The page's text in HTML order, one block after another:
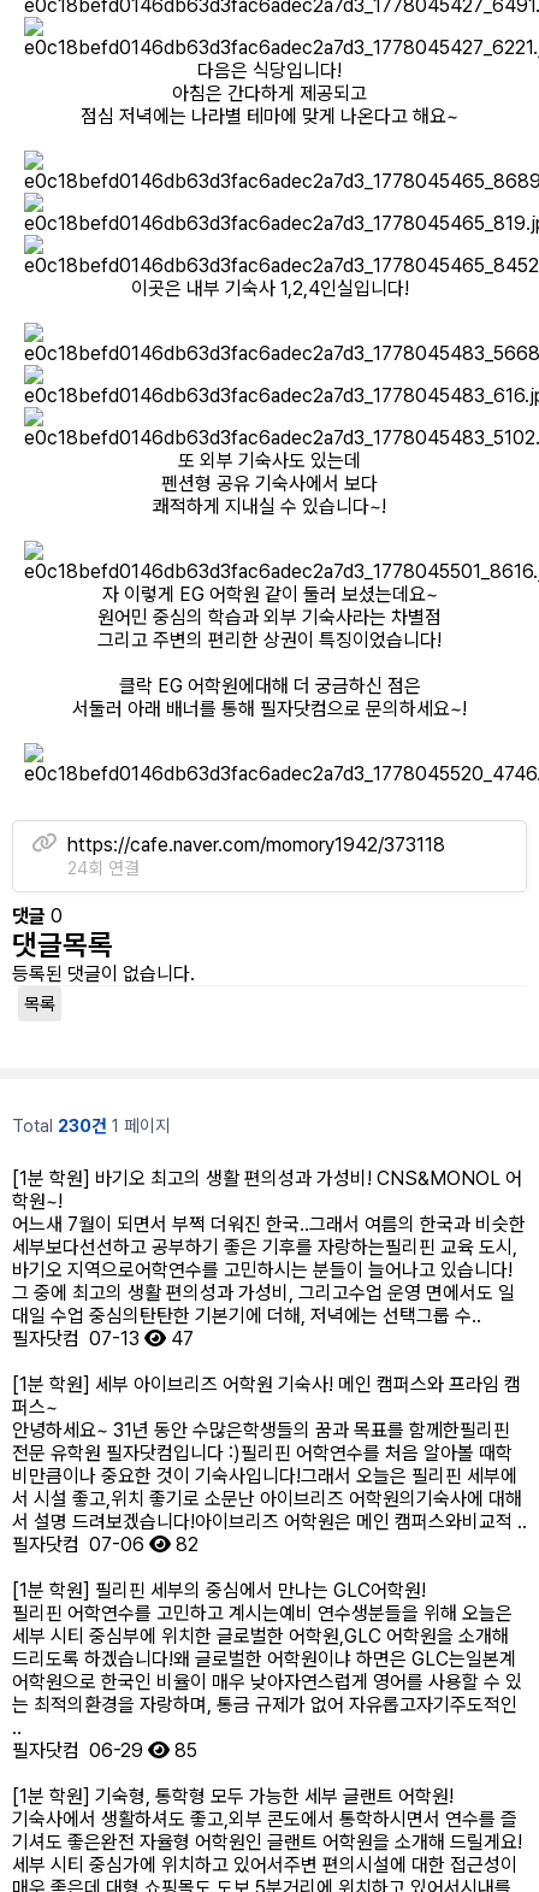
다음은 식당입니다!
아침은 간다하게 제공되고
점심 저녁에는 나라별 테마에 맞게 나온다고 해요~
이곳은 내부 기숙사 1,2,4인실입니다!
또 외부 기숙사도 있는데
펜션형 공유 기숙사에서 보다
쾌적하게 지내실 수 있습니다~!
자 이렇게 EG 어학원 같이 둘러 보셨는데요~
원어민 중심의 학습과 외부 기숙사라는 차별점
그리고 주변의 편리한 상권이 특징이었습니다!
클락 EG 어학원에대해 더 궁금하신 점은
서둘러 아래 배너를 통해 필자닷컴으로 문의하세요~!
https://cafe.naver.com/momory1942/373118
24회 연결
댓글 0
댓글목록
등록된 댓글이 없습니다.
목록
Total 230건 1 페이지
[1분 학원] 바기오 최고의 생활 편의성과 가성비! CNS&MONOL 어
학원~!
어느새 7월이 되면서 부쩍 더워진 한국..그래서 여름의 한국과 비슷한
세부보다선선하고 공부하기 좋은 기후를 자랑하는필리핀 교육 도시,
바기오 지역으로어학연수를 고민하시는 분들이 늘어나고 있습니다!​
그 중에 최고의 생활 편의성과 가성비, 그리고수업 운영 면에서도 일
대일 수업 중심의탄탄한 기본기에 더해, 저녁에는 선택그룹 수..
필자닷컴 07-13
47
[1분 학원] 세부 아이브리즈 어학원 기숙사! 메인 캠퍼스와 프라임 캠
퍼스~
안녕하세요~ 31년 동안 수많은학생들의 꿈과 목표를 함께한필리핀
전문 유학원 필자닷컴입니다 :)​필리핀 어학연수를 처음 알아볼 때학
비만큼이나 중요한 것이 기숙사입니다!그래서 오늘은 필리핀 세부에
서 시설 좋고,위치 좋기로 소문난 아이브리즈 어학원의기숙사에 대해
서 설명 드려보겠습니다!​아이브리즈 어학원은 메인 캠퍼스와비교적 ..
필자닷컴 07-06
82
[1분 학원] 필리핀 세부의 중심에서 만나는 GLC어학원!
필리핀 어학연수를 고민하고 계시는예비 연수생분들을 위해 오늘은
세부 시티 중심부에 위치한 글로벌한 어학원,GLC 어학원을 소개해
드리도록 하겠습니다!​왜 글로벌한 어학원이냐 하면은 GLC는일본계
어학원으로 한국인 비율이 매우 낮아자연스럽게 영어를 사용할 수 있
는 최적의환경을 자랑하며, 통금 규제가 없어 자유롭고자기주도적인
..
필자닷컴 06-29
85
[1분 학원] 기숙형, 통학형 모두 가능한 세부 글랜트 어학원!
기숙사에서 생활하셔도 좋고,외부 콘도에서 통학하시면서 연수를 즐
기셔도 좋은완전 자율형 어학원인 글랜트 어학원을 소개해 드릴게요!​
세부 시티 중심가에 위치하고 있어서주변 편의시설에 대한 접근성이